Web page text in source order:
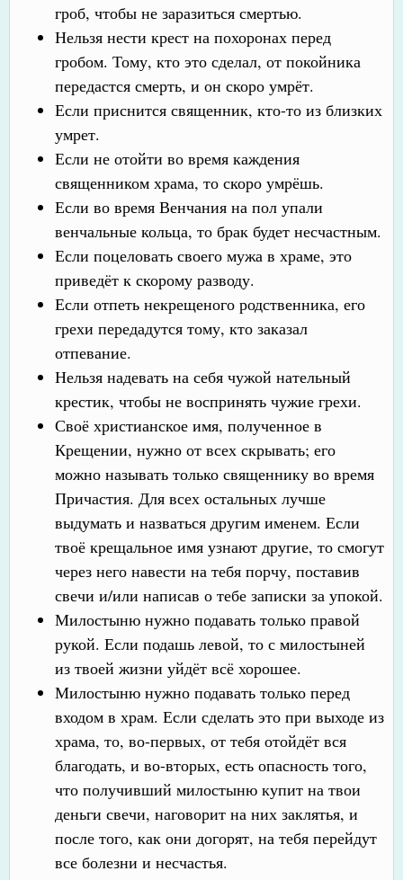
гроб, чтобы не заразиться смертью.
Нельзя нести крест на похоронах перед
гробом. Тому, кто это сделал, от покойника
передастся смерть, и он скоро умрёт.
Если приснится священник, кто-то из близких
умрет.
Если не отойти во время каждения
священником храма, то скоро умрёшь.
Если во время Венчания на пол упали
венчальные кольца, то брак будет несчастным.
Если поцеловать своего мужа в храме, это
приведёт к скорому разводу.
Если отпеть некрещеного родственника, его
грехи передадутся тому, кто заказал
отпевание.
Нельзя надевать на себя чужой нательный
крестик, чтобы не воспринять чужие грехи.
Своё христианское имя, полученное в
Крещении, нужно от всех скрывать; его
можно называть только священнику во время
Причастия. Для всех остальных лучше
выдумать и назваться другим именем. Если
твоё крещальное имя узнают другие, то смогут
через него навести на тебя порчу, поставив
свечи и/или написав о тебе записки за упокой.
Милостыню нужно подавать только правой
рукой. Если подашь левой, то с милостыней
из твоей жизни уйдёт всё хорошее.
Милостыню нужно подавать только перед
входом в храм. Если сделать это при выходе из
храма, то, во-первых, от тебя отойдёт вся
благодать, и во-вторых, есть опасность того,
что получивший милостыню купит на твои
деньги свечи, наговорит на них заклятья, и
после того, как они догорят, на тебя перейдут
все болезни и несчастья.